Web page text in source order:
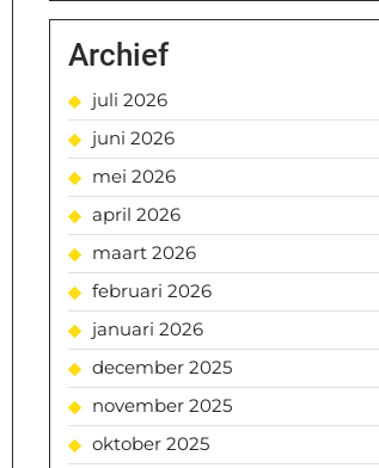
Archief
juli 2026
juni 2026
mei 2026
april 2026
maart 2026
februari 2026
januari 2026
december 2025
november 2025
oktober 2025